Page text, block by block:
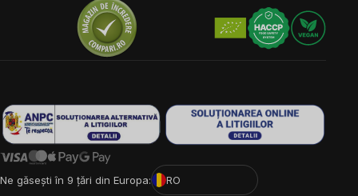
Ne găsești în 9 țări din Europa:
RO